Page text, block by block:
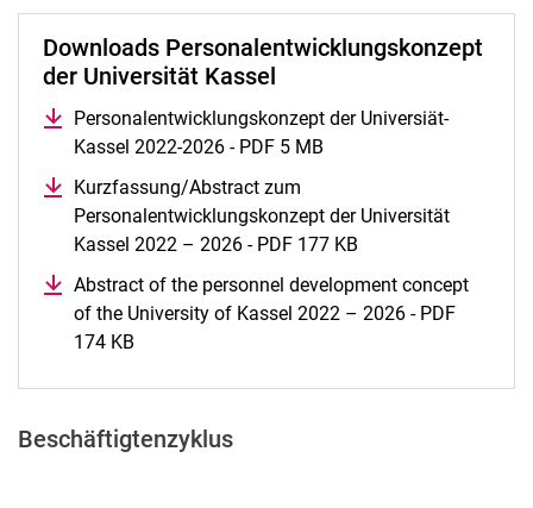
Downloads Personalentwicklungskonzept
der Universität Kassel
Personalentwicklungskonzept der Universiät-
Kassel 2022-2026 - PDF 5 MB
Kurzfassung/Abstract zum
Personalentwicklungskonzept der Universität
Kassel 2022 – 2026 - PDF 177 KB
Abstract of the personnel development concept
of the University of Kassel 2022 – 2026 - PDF
174 KB
Beschäftigtenzyklus